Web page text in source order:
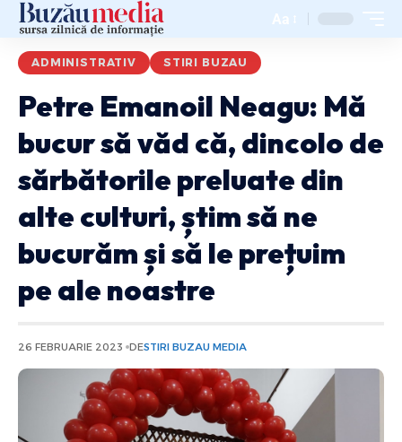
Aa
ADMINISTRATIV STIRI BUZAU
Petre Emanoil Neagu: Mă
bucur să văd că, dincolo de
sărbătorile preluate din
alte culturi, știm să ne
bucurăm și să le prețuim
pe ale noastre
26 FEBRUARIE 2023 DESTIRI BUZAU MEDIA